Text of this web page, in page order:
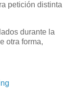
petición distinta
durante la
otra forma,